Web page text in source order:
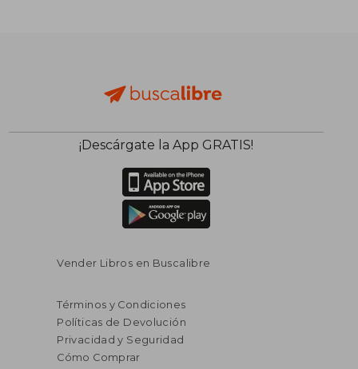
¡Descárgate la App GRATIS!
Vender Libros en Buscalibre
Términos y Condiciones
Políticas de Devolución
Privacidad y Seguridad
Cómo Comprar